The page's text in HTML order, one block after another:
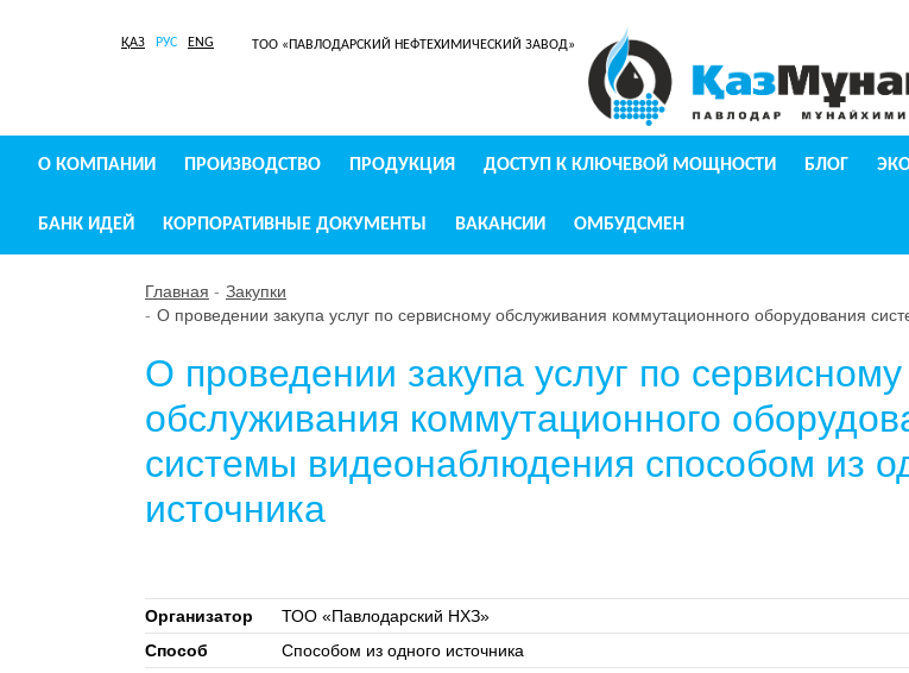
ҚАЗ РУС ENG ТОО «ПАВЛОДАРСКИЙ НЕФТЕХИМИЧЕСКИЙ ЗАВОД»
О КОМПАНИИ ПРОИЗВОДСТВО ПРОДУКЦИЯ ДОСТУП К КЛЮЧЕВОЙ МОЩНОСТИ БЛОГ
БАНК ИДЕЙ КОРПОРАТИВНЫЕ ДОКУМЕНТЫ ВАКАНСИИ ОМБУДСМЕН
Главная
Закупки
О проведении закупа услуг по сервисному обслуживания коммутационного оборудования
О проведении закупа услуг по сервисному
обслуживания коммутационного
системы видеонаблюдения способом из
источника
Организатор
ТОО «Павлодарский НХЗ»
Способ
Способом из одного источника